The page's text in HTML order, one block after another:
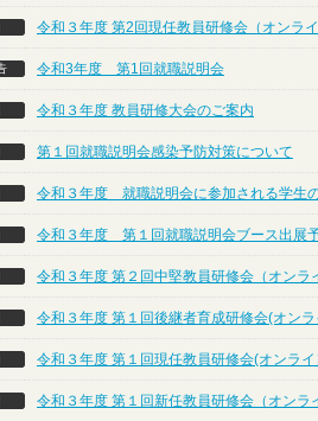
令和３年度 第2回現任教員研修会（オンラ
令和3年度 第1回就職説明会
令和３年度 教員研修大会のご案内
第１回就職説明会感染予防対策について
令和３年度 就職説明会に参加される学生
令和３年度 第１回就職説明会ブース出展
令和３年度 第２回中堅教員研修会（オンラ
令和３年度 第１回後継者育成研修会(オン
令和３年度 第１回現任教員研修会(オンラ
令和３年度 第１回新任教員研修会（オンラ